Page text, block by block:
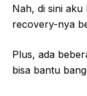
Nah, di sini
recovery-nya
Plus, ada
bisa bantu